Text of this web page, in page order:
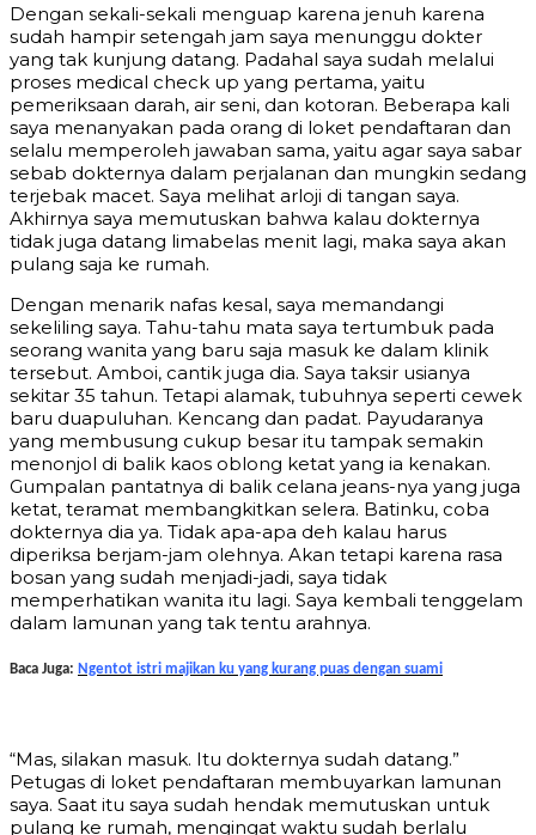
Dengan sekali-sekali menguap karena jenuh karena
sudah hampir setengah jam saya menunggu dokter
yang tak kunjung datang. Padahal saya sudah melalui
proses medical check up yang pertama, yaitu
pemeriksaan darah, air seni, dan kotoran. Beberapa kali
saya menanyakan pada orang di loket pendaftaran dan
selalu memperoleh jawaban sama, yaitu agar saya sabar
sebab dokternya dalam perjalanan dan mungkin sedang
terjebak macet. Saya melihat arloji di tangan saya.
Akhirnya saya memutuskan bahwa kalau dokternya
tidak juga datang limabelas menit lagi, maka saya akan
pulang saja ke rumah.
Dengan menarik nafas kesal, saya memandangi
sekeliling saya. Tahu-tahu mata saya tertumbuk pada
seorang wanita yang baru saja masuk ke dalam klinik
tersebut. Amboi, cantik juga dia. Saya taksir usianya
sekitar 35 tahun. Tetapi alamak, tubuhnya seperti cewek
baru duapuluhan. Kencang dan padat. Payudaranya
yang membusung cukup besar itu tampak semakin
menonjol di balik kaos oblong ketat yang ia kenakan.
Gumpalan pantatnya di balik celana jeans-nya yang juga
ketat, teramat membangkitkan selera. Batinku, coba
dokternya dia ya. Tidak apa-apa deh kalau harus
diperiksa berjam-jam olehnya. Akan tetapi karena rasa
bosan yang sudah menjadi-jadi, saya tidak
memperhatikan wanita itu lagi. Saya kembali tenggelam
dalam lamunan yang tak tentu arahnya.
Baca Juga: Ngentot istri majikan ku yang kurang puas dengan suami
“Mas, silakan masuk. Itu dokternya sudah datang.”
Petugas di loket pendaftaran membuyarkan lamunan
saya. Saat itu saya sudah hendak memutuskan untuk
pulang ke rumah, mengingat waktu sudah berlalu